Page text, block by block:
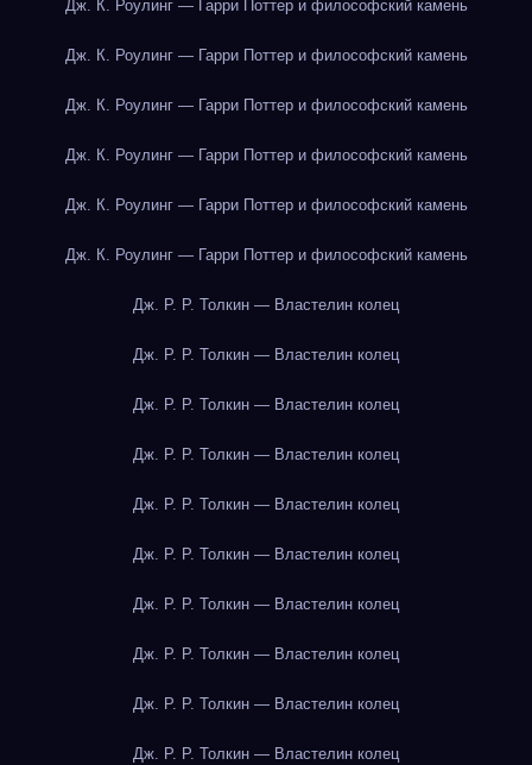
Дж. К. Роулинг — Гарри Поттер и философский камень
Дж. К. Роулинг — Гарри Поттер и философский камень
Дж. К. Роулинг — Гарри Поттер и философский камень
Дж. К. Роулинг — Гарри Поттер и философский камень
Дж. К. Роулинг — Гарри Поттер и философский камень
Дж. К. Роулинг — Гарри Поттер и философский камень
Дж. Р. Р. Толкин — Властелин колец
Дж. Р. Р. Толкин — Властелин колец
Дж. Р. Р. Толкин — Властелин колец
Дж. Р. Р. Толкин — Властелин колец
Дж. Р. Р. Толкин — Властелин колец
Дж. Р. Р. Толкин — Властелин колец
Дж. Р. Р. Толкин — Властелин колец
Дж. Р. Р. Толкин — Властелин колец
Дж. Р. Р. Толкин — Властелин колец
Дж. Р. Р. Толкин — Властелин колец